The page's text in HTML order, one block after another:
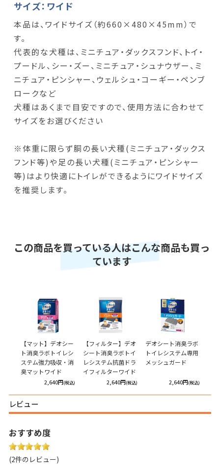
サイズ：ワイド
本品は、ワイドサイズ（約660×480×45mm）で
す。
代表的な犬種は、ミニチュア・ダックスフンド、トイ・
プードル、シー・ズー、ミニチュア・シュナウザー、ミ
ニチュア・ピンシャー、ウェルシュ・コーギー・ペンブ
ロークなど
犬種はあくまで目安ですので、使用方法に合わせて
サイズをお選びください
※体重に限らず胴の長い犬種(ミニチュア・ダックス
フンド等)や足の長い犬種(ミニチュア・ピンシャー
等)はより快適にトイレができるようにワイドサイズ
を推奨します。
この商品を買っている人はこんな商品も買っ
ています
【マット】デオシー
ト消臭ラボトイレシ
ステム強力吸収・消
臭マットワイド
2,640円(税込)
【フィルター】デオ
シート消臭ラボトイ
レシステム抗菌ドラ
イフィルターワイド
2,640円(税込)
デオシート消臭ラボ
トイレシステム専用
メッシュガード
2,640円(税込)
レビュー
おすすめ度
(2件のレビュー)